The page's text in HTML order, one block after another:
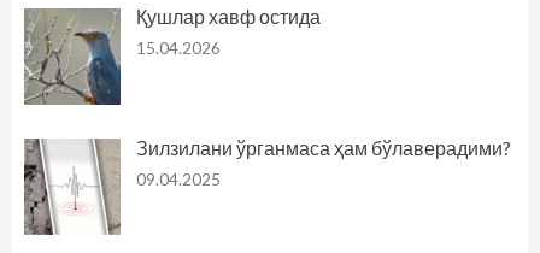
Қушлар хавф остида
15.04.2026
Зилзилани ўрганмаса ҳам бўлаверадими?
09.04.2025